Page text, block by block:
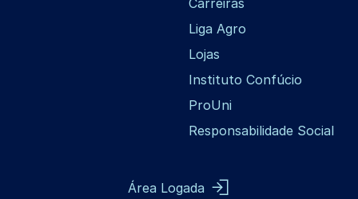
Carreiras
Liga Agro
Lojas
Instituto Confúcio
ProUni
Responsabilidade Social
Área Logada